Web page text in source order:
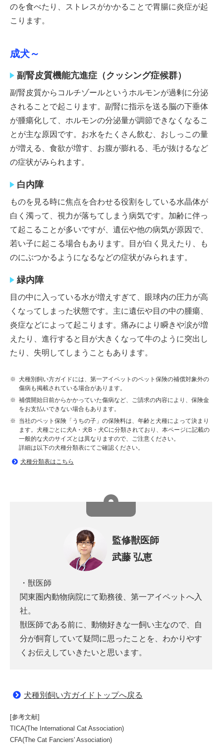
のを食べたり、ストレスがかかることで胃腸に炎症が起
こります。
成犬～
副腎皮質機能亢進症（クッシング症候群）
副腎皮質からコルチゾールというホルモンが過剰に分泌
されることで起こります。副腎に指示を送る脳の下垂体
が腫瘍化して、ホルモンの分泌量が調節できなくなるこ
とが主な原因です。お水をたくさん飲む、おしっこの量
が増える、食欲が増す、お腹が膨れる、毛が抜けるなど
の症状がみられます。
白内障
ものを見る時に焦点を合わせる役割をしている水晶体が
白く濁って、視力が落ちてしまう病気です。加齢に伴っ
て起こることが多いですが、遺伝や他の病気が原因で、
若い子に起こる場合もあります。目が白く見えたり、も
のにぶつかるようになるなどの症状がみられます。
緑内障
目の中に入っている水が増えすぎて、眼球内の圧力が高
くなってしまった状態です。主に遺伝や目の中の腫瘍、
炎症などによって起こります。痛みにより瞬きや涙が増
えたり、進行すると目が大きくなって牛のように突出し
たり、失明してしまうこともあります。
※ 犬種別飼い方ガイドには、第一アイペットのペット保険の補償対象外の
傷病も掲載されている場合があります。
※ 補償開始日前からかかっていた傷病など、ご請求の内容により、保険金
をお支払いできない場合もあります。
※ 当社のペット保険「うちの子」の保険料は、年齢と犬種によって決まり
ます。犬種ごとに犬A・犬B・犬Cに分類されており、本ページに記載の
一般的な犬のサイズとは異なりますので、ご注意ください。
詳細は以下の犬種分類表にてご確認ください。
犬種分類表はこちら
監修獣医師
武藤 弘恵
・獣医師
関東圏内動物病院にて勤務後、第一アイペットへ入
社。
獣医師である前に、動物好きな一飼い主なので、自
分が飼育していて疑問に思ったことを、わかりやす
くお伝えしていきたいと思います。
犬種別飼い方ガイドトップへ戻る
[参考文献]
TICA(The International Cat Association)
CFA(The Cat Fanciers' Association)